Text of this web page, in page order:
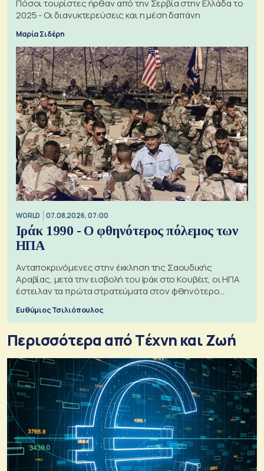
Πόσοι τουρίστες ήρθαν από την Σερβία στην Ελλάδα το
2025 - Οι διανυκτερεύσεις και η μέση δαπάνη
Μαρία Σιδέρη
WORLD 07.08.2026, 07:00
Ιράκ 1990 - Ο φθηνότερος πόλεμος των
ΗΠΑ
Ανταποκρινόμενες στην έκκληση της Σαουδικής
Αραβίας, μετά την εισβολή του Ιράκ στο Κουβέιτ, οι ΗΠΑ
έστειλαν τα πρώτα στρατεύματα στον φθηνότερο
πόλεμο της ιστορίας τους
Ευθύμιος Τσιλιόπουλος
Περισσότερα από Tέχνη και Ζωή